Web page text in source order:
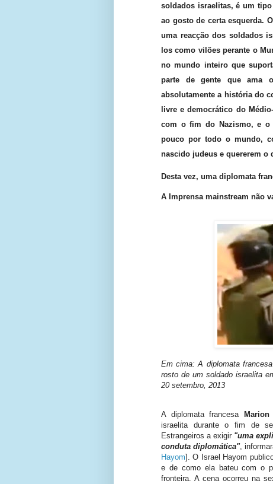
soldados israelitas, é um
ao gosto de certa esquerda.
uma reacção dos soldados
los como vilões perante o
no mundo inteiro que
parte de gente que ama
absolutamente a história do
livre e democrático do
com o fim do Nazismo, e o
pouco por todo o mundo,
nascido judeus e quererem o
Desta vez, uma diplomata
A Imprensa mainstream não
Em cima: A diplomata francesa
rosto de um soldado israelita
20 setembro, 2013
A diplomata francesa Marion
israelita durante o fim de
Estrangeiros a exigir "uma
conduta diplomática",
Hayom]. O Israel Hayom
e de como ela bateu com o
fronteira.A cena ocorreu na